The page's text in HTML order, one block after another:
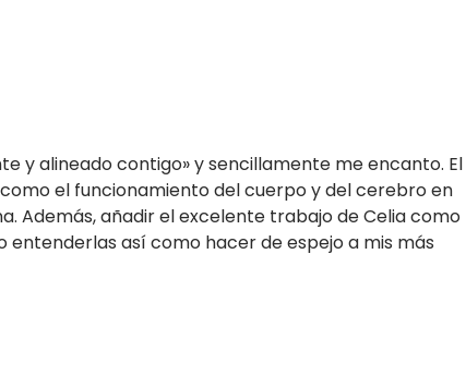
y alineado contigo» y sencillamente me encanto. El
el funcionamiento del cuerpo y del cerebro en
Además, añadir el excelente trabajo de Celia como
así como hacer de espejo a mis más